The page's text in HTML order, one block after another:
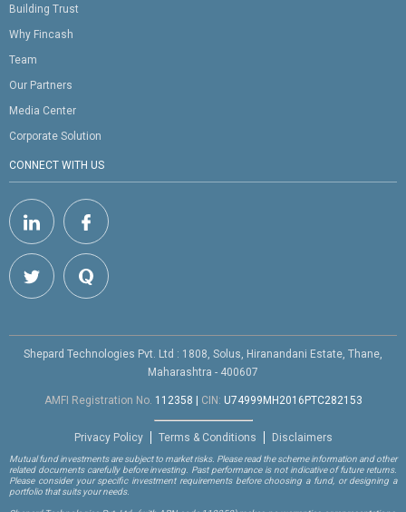
Building Trust
Why Fincash
Team
Our Partners
Media Center
Corporate Solution
CONNECT WITH US
Shepard Technologies Pvt. Ltd : 1808, Solus, Hiranandani Estate, Thane,
Maharashtra - 400607
AMFI Registration No. 112358 CIN: U74999MH2016PTC282153
Privacy Policy Terms & Conditions Disclaimers
Mutual fund investments are subject to market risks. Please read the scheme information and other
related documents carefully before investing. Past performance is not indicative of future returns.
Please consider your specific investment requirements before choosing a fund, or designing a
portfolio that suits your needs.